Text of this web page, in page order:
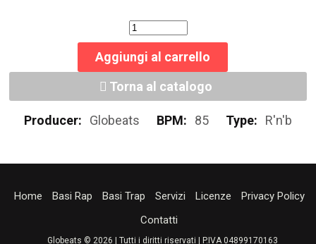
Aggiungi al carrello
Torna al catalogo
Producer: Globeats BPM: 85 Type: R'n'b
Home Basi Rap Basi Trap Servizi Licenze
Privacy Policy
Contatti
Globeats © 2026 | Tutti i diritti riservati | P.IVA 04899170163